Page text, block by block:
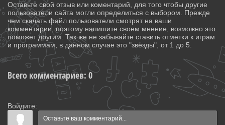
Оставьте свой отзыв или коментарий, для того чтобы другие
пользователи сайта могли определиться с выбором. Прежде
чем скачать файл пользователи смотрят на ваши
комментарии, поэтому напишите своем мнение, возможно это
поможет другим. Так же не забывайте ставить отметки к играм
и программам, в данном случае это "звёзды", от 1 до 5.
Всего комментариев: 0
Войдите: